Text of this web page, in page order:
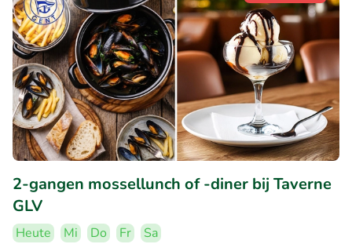
2-gangen mossellunch of -diner bij Taverne
GLV
Heute Mi Do Fr
Sa